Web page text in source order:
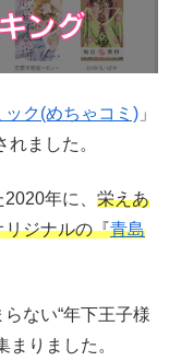
ック(めちゃコミ) 」
ました。
年に、 栄えあ
リジナルの『青島
ない“年下王子様
まりました。